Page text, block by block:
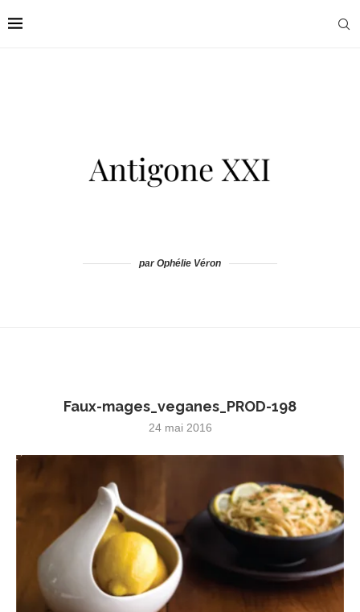
par Ophélie Véron
Faux-mages_veganes_PROD-198
24 mai 2016